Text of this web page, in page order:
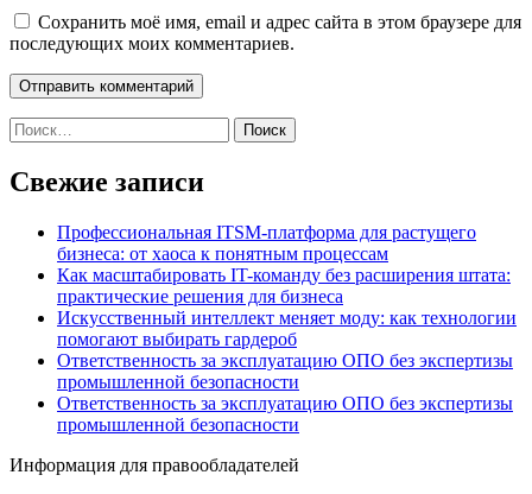
Сохранить моё имя, email и адрес сайта в этом браузере для
последующих моих комментариев.
Найти:
Свежие записи
Профессиональная ITSM-платформа для растущего
бизнеса: от хаоса к понятным процессам
Как масштабировать IT-команду без расширения штата:
практические решения для бизнеса
Искусственный интеллект меняет моду: как технологии
помогают выбирать гардероб
Ответственность за эксплуатацию ОПО без экспертизы
промышленной безопасности
Ответственность за эксплуатацию ОПО без экспертизы
промышленной безопасности
Информация для правообладателей